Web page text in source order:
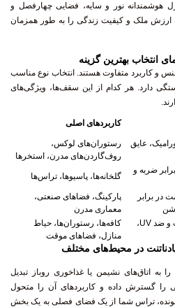
هوشمندانه نور و سایه، فضایی چهارفصل و
ملک و کیفیت زندگی را به طور همزمان
انتخاب بهترین گزینه
و کاربرد متفاوت هستند. انتخاب نوع مناسب
دارد. هر کدام از این سقف‌ها، ویژگی‌های
کاربردهای اصلی
عایق
رستوران‌های لوکس،
روف‌گاردن‌های مدرن، استخرها
ضربه و
گلخانه‌ها، پاسیوها، تراس‌ها
در برابر
پارکینگ، فضاهای صنعتی،
معماری مدرن
سبک، تنوع رنگ بالا، ضدآب و ضد UV،
کافه‌ها، رستوران‌ها، حیاط
منازل، فضاهای موقت
در محیط‌های مختلف
به اتاق‌های نشیمن یا غذاخوری روباز تبدیل
را گسترش داده و کاربردهای آن را متحول
تراس شما از یک فضای فصلی به یک بخش